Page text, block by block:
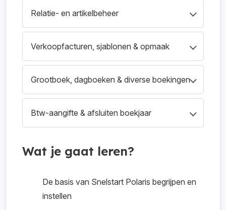
voorbereidende stappen voor een goed
ingerichte administratie.
Relatie- en artikelbeheer
Klanten, leveranciers en artikelen beheren
voor een soepele verkoop- en
inkoopstroom.
Verkoopfacturen, sjablonen & opmaak
Maken, beheren en vormgeven van facturen
en andere uitgaande documenten.
Grootboek, dagboeken & diverse boekingen
Werken met grootboekrekeningen,
dagboeken en het boeken van inkoop, kas
en bank.
Btw-aangifte & afsluiten boekjaar
afronding van het boekjaar.
Wat je gaat leren?
De basis van Snelstart Polaris begrijpen en
instellen